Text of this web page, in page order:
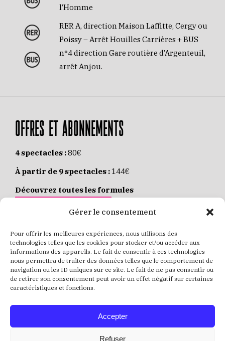
Gérer le consentement
Pour offrir les meilleures expériences, nous utilisons des
technologies telles que les cookies pour stocker et/ou accéder aux
informations des appareils. Le fait de consentir à ces technologies
nous permettra de traiter des données telles que le comportement de
navigation ou les ID uniques sur ce site. Le fait de ne pas consentir ou
de retirer son consentement peut avoir un effet négatif sur certaines
caractéristiques et fonctions.
Accepter
Refuser
l’Homme
RER A, direction Maison Laffitte, Cergy ou
Poissy – Arrêt Houilles Carrières + BUS
n°4 direction Gare routière d’Argenteuil,
arrêt Anjou.
OFFRES ET ABONNEMENTS
4 spectacles :80€
À partir de 9 spectacles : 144€
Découvrez toutes les formules
JE M’ABONNE EN LIGNE
Places individuelles :de 8 à 35€
Achetez vos places
JE RÉSERVE MES PLACES